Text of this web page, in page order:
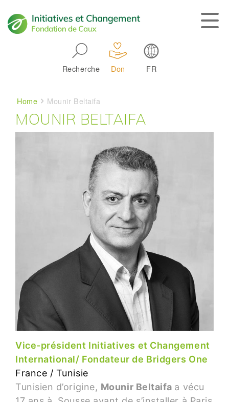
Recherche Don FR
Breadcrumb
Home Mounir Beltaifa
MOUNIR BELTAIFA
Vice-président Initiatives et Changement
International/ Fondateur de Bridgers One
France / Tunisie
Tunisien d’origine, Mounir Beltaifa a vécu